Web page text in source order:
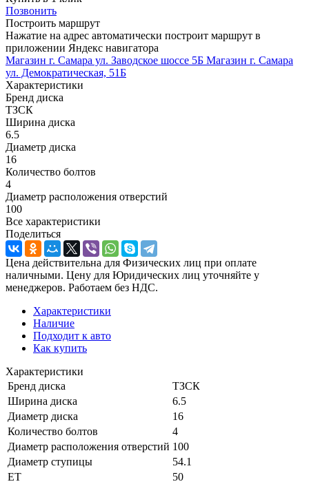
Позвонить
Построить маршрут
Нажатие на адрес автоматически построит маршрут в
приложении Яндекс навигатора
Магазин г. Самара ул. Заводское шоссе 5Б Магазин г. Самара
ул. Демократическая, 51Б
Характеристики
Бренд диска
ТЗСК
Ширина диска
6.5
Диаметр диска
16
Количество болтов
4
Диаметр расположения отверстий
100
Все характеристики
Поделиться
Цена действительна для Физических лиц при оплате
наличными. Цену для Юридических лиц уточняйте у
менеджеров. Работаем без НДС.
Характеристики
Наличие
Подходит к авто
Как купить
Характеристики
Бренд диска
ТЗСК
Ширина диска
6.5
Диаметр диска
16
Количество болтов
4
Диаметр расположения отверстий 100
Диаметр ступицы
54.1
ЕТ
50